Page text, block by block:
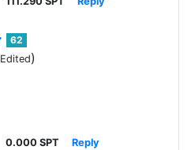
62
Edited)
0.000 SPT Reply